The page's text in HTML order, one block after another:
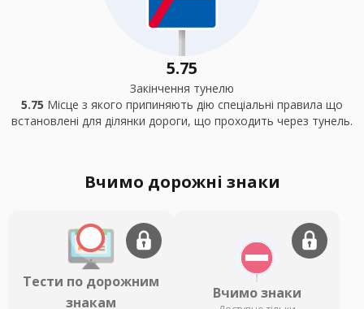
5.75
Закінчення тунелю
5.75 Місце з якого припиняють дію спеціальні правила що
встановлені для ділянки дороги, що проходить через тунель.
Вчимо дорожні знаки
Тести по дорожним
знакам
Вчимо знаки